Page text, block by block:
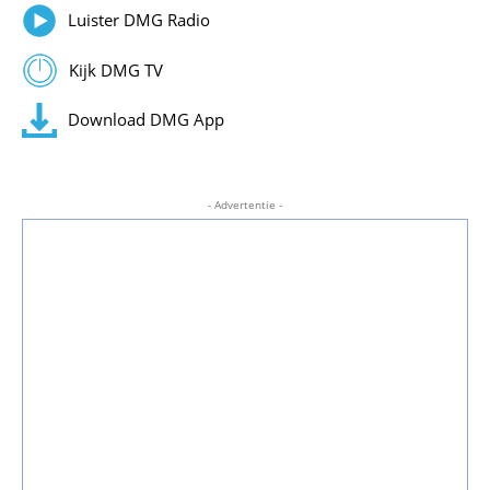
Luister DMG Radio
Kijk DMG TV
Download DMG App
- Advertentie -